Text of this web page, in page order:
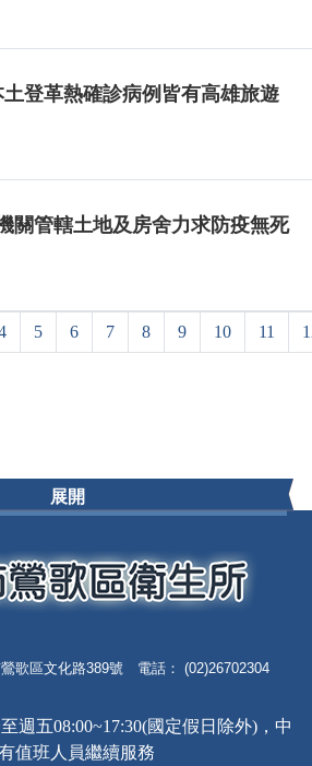
登革熱確診病例皆有高雄旅遊
關管轄土地及房舍力求防疫無死
5 6 7 8 9 10 11
展開
歌區文化路389號 電話： (02)26702304
週五08:00~17:30(國定假日除外)，中
值班人員繼續服務